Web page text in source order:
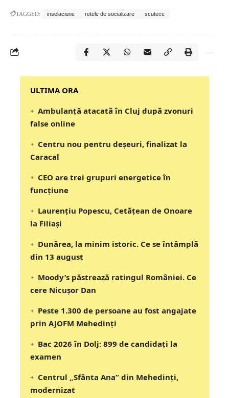
TAGGED: inselaciune retele de socializare scutece
‎‎‎‎‎‎‎ULTIMA ORA
Ambulanță atacată în Cluj după zvonuri
false online
Centru nou pentru deșeuri, finalizat la
Caracal
CEO are trei grupuri energetice în
funcțiune
Laurențiu Popescu, Cetățean de Onoare
la Filiași
Dunărea, la minim istoric. Ce se întâmplă
din 13 august
Moody’s păstrează ratingul României. Ce
cere Nicușor Dan
Peste 1.300 de persoane au fost angajate
prin AJOFM Mehedinți
Bac 2026 în Dolj: 899 de candidați la
examen
Centrul „Sfânta Ana” din Mehedinți,
modernizat